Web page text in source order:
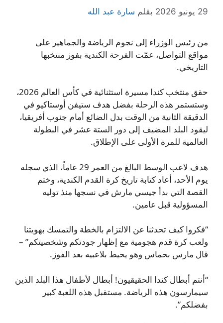
29 يونيو 2026 بقلم سارة عبد الله
من رئيس الوزراء إلى نجوم الرياضة والجماهير على
مواقع التواصل، عمّت الفرحة الكندية بفوز منتخبها
التاريخي.
حقق منتخب كندا مسيرة استثنائية في كأس العالم 2026،
وستستمر هذه الرحلة بفضل هدف ستيفن أوستاكيو في
الدقيقة الثانية من الوقت بدل الضائع أمام جنوب أفريقيا،
ليقود البلد المضيف إلى دور الستة عشر في البطولة
العالمية للمرة الأولى على الإطلاق.
هدف لاعب الوسط البالغ من العمر 29 عاماً، الذي سجله
يوم الأحد، أعاد كتابة تاريخ كرة القدم الكندية، وختم
القصة التي بدأ جيسي مارش في نسجها منذ توليه
المسؤولية قبل عامين.
“فكروا كيف تحدثنا عن الالتزام بالخطة والتمسك بهويتنا
ولعب كرة قدم هجومية مع إظهار جودتكم وشخصيتكم” –
قال مارس بحماس وهو يحيط بلاعبيه بعد الفوز.
“أنتم أبطال كندا الحقيقيون! أبطال لأطفال هذا البلد الذين
سيمارسون هذه الرياضة. مستقبل هذه اللعبة كبير
بفضلكم”.